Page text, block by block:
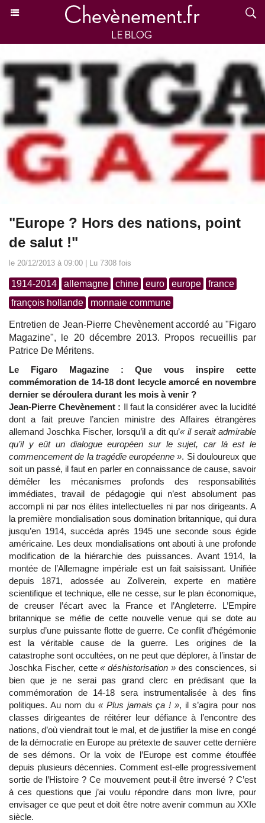
"Europe ? Hors des nations, point
de salut !"
le 20/12/2013 à 09:00 | Lu 7308 fois
1914-2014 allemagne chine euro europe
france
françois hollande
monnaie commune
Entretien de Jean-Pierre Chevènement accordé au "Figaro
Magazine", le 20 décembre 2013. Propos recueillis par
Patrice De Méritens.
Le Figaro Magazine : Que vous inspire cette
commémoration de 14-18 dont lecycle amorcé en novembre
dernier se déroulera durant les mois à venir ?
Jean-Pierre Chevènement : Il faut la considérer avec la lucidité
dont a fait preuve l’ancien ministre des Affaires étrangères
allemand Joschka Fischer, lorsqu’il a dit qu’« il serait admirable
qu’il y eût un dialogue européen sur le sujet, car là est le
commencement de la tragédie européenne ». Si douloureux que
soit un passé, il faut en parler en connaissance de cause, savoir
démêler les mécanismes profonds des responsabilités
immédiates, travail de pédagogie qui n’est absolument pas
accompli ni par nos élites intellectuelles ni par nos dirigeants. A
la première mondialisation sous domination britannique, qui dura
jusqu’en 1914, succéda après 1945 une seconde sous égide
américaine. Les deux mondialisations ont abouti à une profonde
modification de la hiérarchie des puissances. Avant 1914, la
montée de l’Allemagne impériale est un fait saisissant. Unifiée
depuis 1871, adossée au Zollverein, experte en matière
scientifique et technique, elle ne cesse, sur le plan économique,
de creuser l’écart avec la France et l’Angleterre. L’Empire
britannique se méfie de cette nouvelle venue qui se dote au
surplus d’une puissante flotte de guerre. Ce conflit d’hégémonie
est la véritable cause de la guerre. Les origines de la
catastrophe sont occultées, on ne peut que déplorer, à l’instar de
Joschka Fischer, cette« déshistorisation »des consciences, si
bien que je ne serai pas grand clerc en prédisant que la
commémoration de 14-18 sera instrumentalisée à des fins
politiques. Au nom du « Plus jamais ça ! », il s’agira pour nos
classes dirigeantes de réitérer leur défiance à l’encontre des
nations, d’où viendrait tout le mal, et de justifier la mise en congé
de la démocratie en Europe au prétexte de sauver cette dernière
de ses démons. Or la voix de l’Europe est comme étouffée
depuis plusieurs décennies. Comment est-elle progressivement
sortie de l’Histoire ? Ce mouvement peut-il être inversé ? C’est
à ces questions que j’ai voulu répondre dans mon livre, pour
envisager ce que peut et doit être notre avenir commun au XXIe
siècle.